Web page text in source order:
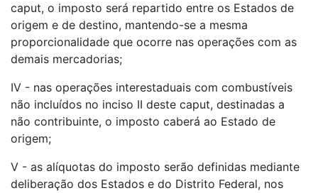
caput, o imposto será repartido entre os Estados de
origem e de destino, mantendo-se a mesma
proporcionalidade que ocorre nas operações com as
demais mercadorias;
IV - nas operações interestaduais com combustíveis
não incluídos no inciso II deste caput, destinadas a
não contribuinte, o imposto caberá ao Estado de
origem;
V - as alíquotas do imposto serão definidas mediante
deliberação dos Estados e do Distrito Federal, nos